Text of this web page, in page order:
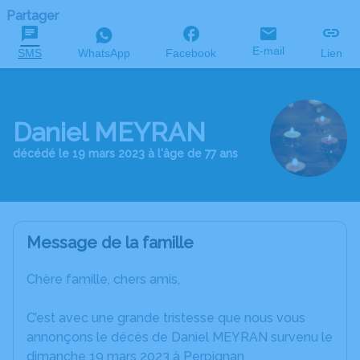
Partager
SMS WhatsApp Facebook E-mail Lien
Daniel MEYRAN
décédé le 19 mars 2023 à l'âge de 77 ans
Message de la famille
Chère famille, chers amis,
C’est avec une grande tristesse que nous vous
annonçons le décès de Daniel MEYRAN survenu le
dimanche 19 mars 2023 à Perpignan.